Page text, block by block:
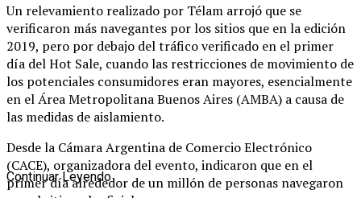
Un relevamiento realizado por Télam arrojó que se
verificaron más navegantes por los sitios que en la edición
2019, pero por debajo del tráfico verificado en el primer
día del Hot Sale, cuando las restricciones de movimiento de
los potenciales consumidores eran mayores, esencialmente
en el Área Metropolitana Buenos Aires (AMBA) a causa de
las medidas de aislamiento.
Desde la Cámara Argentina de Comercio Electrónico
(CACE), organizadora del evento, indicaron que en el
primer día alrededor de un millón de personas navegaron
Continuar Leyendo